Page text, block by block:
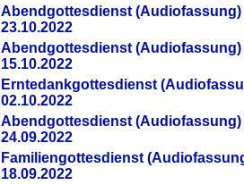
Abendgottesdienst (Audiofassung)
23.10.2022
Abendgottesdienst (Audiofassung)
15.10.2022
Erntedankgottesdienst
02.10.2022
Abendgottesdienst (Audiofassung)
24.09.2022
Familiengottesdienst
18.09.2022